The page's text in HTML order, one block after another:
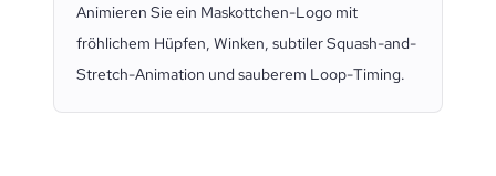
Animieren Sie ein Maskottchen-Logo mit
fröhlichem Hüpfen, Winken, subtiler Squash-and-
Stretch-Animation und sauberem Loop-Timing.